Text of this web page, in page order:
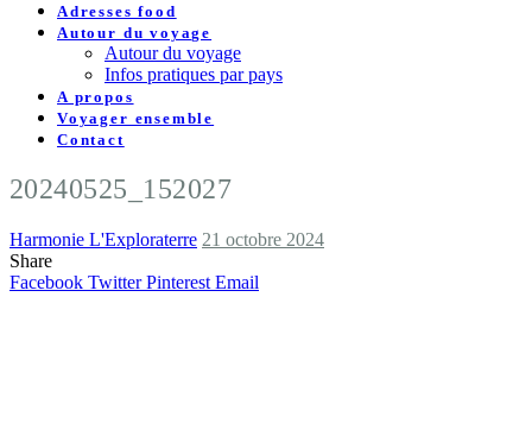
Adresses food
Autour du voyage
Autour du voyage
Infos pratiques par pays
A propos
Voyager ensemble
Contact
20240525_152027
Harmonie L'Exploraterre 21 octobre 2024
Share
Facebook Twitter Pinterest Email